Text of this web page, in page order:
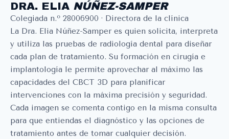
DRA. ELIA NÚÑEZ-SAMPER
Colegiada n.º 28006900 · Directora de la clínica
La Dra. Elia Núñez-Samper es quien solicita, interpreta
y utiliza las pruebas de radiología dental para diseñar
cada plan de tratamiento. Su formación en cirugía e
implantología le permite aprovechar al máximo las
capacidades del CBCT 3D para planificar
intervenciones con la máxima precisión y seguridad.
Cada imagen se comenta contigo en la misma consulta
para que entiendas el diagnóstico y las opciones de
tratamiento antes de tomar cualquier decisión.